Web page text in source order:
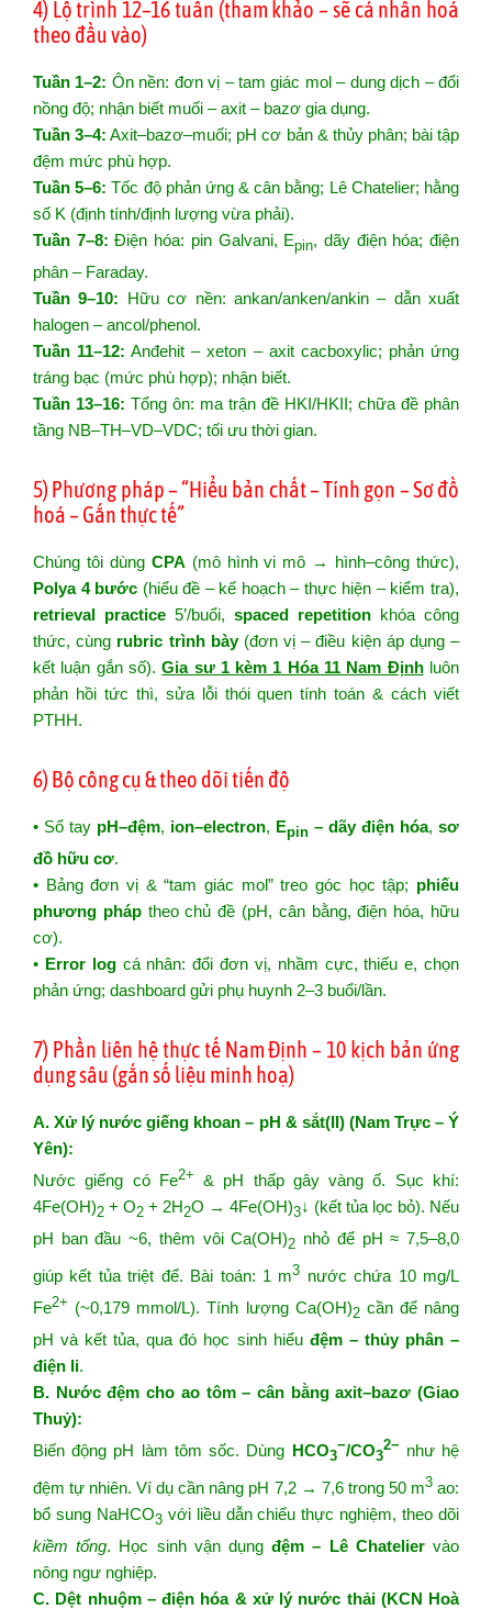
4) Lộ trình 12–16 tuần (tham khảo – sẽ cá nhân hoá
theo đầu vào)
Tuần 1–2: Ôn nền: đơn vị – tam giác mol – dung dịch – đổi
nồng độ; nhận biết muối – axit – bazơ gia dụng.
Tuần 3–4: Axit–bazơ–muối; pH cơ bản & thủy phân; bài tập
đệm mức phù hợp.
Tuần 5–6: Tốc độ phản ứng & cân bằng; Lê Chatelier; hằng
số K (định tính/định lượng vừa phải).
Tuần 7–8: Điện hóa: pin Galvani, Epin, dãy điện hóa; điện
phân – Faraday.
Tuần 9–10: Hữu cơ nền: ankan/anken/ankin – dẫn xuất
halogen – ancol/phenol.
Tuần 11–12: Anđehit – xeton – axit cacboxylic; phản ứng
tráng bạc (mức phù hợp); nhận biết.
Tuần 13–16: Tổng ôn: ma trận đề HKI/HKII; chữa đề phân
tầng NB–TH–VD–VDC; tối ưu thời gian.
5) Phương pháp – “Hiểu bản chất – Tính gọn – Sơ đồ
hoá – Gắn thực tế”
Chúng tôi dùng CPA (mô hình vi mô → hình–công thức),
Polya 4 bước (hiểu đề – kế hoạch – thực hiện – kiểm tra),
retrieval practice 5’/buổi, spaced repetition khóa công
thức, cùng rubric trình bày(đơn vị – điều kiện áp dụng –
kết luận gắn số).Gia sư 1 kèm 1 Hóa 11 Nam Địnhluôn
phản hồi tức thì, sửa lỗi thói quen tính toán & cách viết
PTHH.
6) Bộ công cụ & theo dõi tiến độ
• Sổ tay pH–đệm, ion–electron, Epin – dãy điện hóa, sơ
đồ hữu cơ.
• Bảng đơn vị & “tam giác mol” treo góc học tập; phiếu
phương pháptheo chủ đề (pH, cân bằng, điện hóa, hữu
cơ).
• Error logcá nhân: đổi đơn vị, nhầm cực, thiếu e, chọn
phản ứng; dashboard gửi phụ huynh 2–3 buổi/lần.
7) Phần liên hệ thực tế Nam Định – 10 kịch bản ứng
dụng sâu (gắn số liệu minh hoạ)
A. Xử lý nước giếng khoan – pH & sắt(II) (Nam Trực – Ý
Yên):
Nước giếng có Fe2+
& pH thấp gây vàng ố. Sục khí:
4Fe(OH)2 + O2 + 2H2O → 4Fe(OH)3↓ (kết tủa lọc bỏ). Nếu
pH ban đầu ~6, thêm vôi Ca(OH)2 nhỏ để pH ≈ 7,5–8,0
giúp kết tủa triệt để. Bài toán: 1 m3 nước chứa 10 mg/L
Fe2+ (~0,179 mmol/L). Tính lượng Ca(OH)2cần để nâng
pH và kết tủa, qua đó học sinh hiểu đệm – thủy phân –
điện li.
B. Nước đệm cho ao tôm – cân bằng axit–bazơ (Giao
Thuỷ):
Biến động pH làm tôm sốc. Dùng HCO3
−/CO3
2− như hệ
đệm tự nhiên. Ví dụ cần nâng pH 7,2 → 7,6 trong 50 m3ao:
bổ sung NaHCO3với liều dẫn chiếu thực nghiệm, theo dõi
kiềm tổng. Học sinh vận dụngđệm – Lê Chateliervào
nông ngư nghiệp.
C. Dệt nhuộm – điện hóa & xử lý nước thải (KCN Hoà